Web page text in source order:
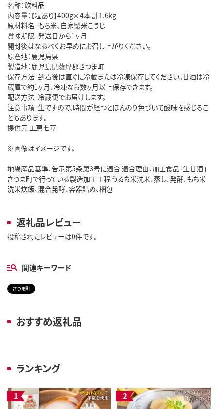
名称：飲料品
内容量：【粒あり】400g×4本 計1.6kg
原材料名：もち米、自家製米こうじ
賞味期限：発送日から1ヶ月
開封後はなるべくお早めにお召し上がりください。
原産地：鹿児島県
製造地：鹿児島県薩摩郡さつま町
保存方法：到着後は直ぐに冷蔵または冷凍保存してください。甘酒は冷
蔵庫で約1ヶ月、冷凍なら数ヶ月以上保存できます。
配送方法：冷蔵便でお届けします。
注意事項：生ですので、時間が経つとほんのり色づいて酸味を感じるこ
ともあります。
提供元 工房七草
※画像はイメージです。
地場産品基準：告示第5条第3号に適合 適合理由：加工食品「生甘酒」
さつま町で行っている製造加工工程 うるち米洗米、蒸し、発酵、もち米
洗米炊飯、混合発酵、容器詰め、梱包
返礼品レビュー
投稿されたレビューは0件です。
関連キーワード
さつま町
おすすめ返礼品
ランキング